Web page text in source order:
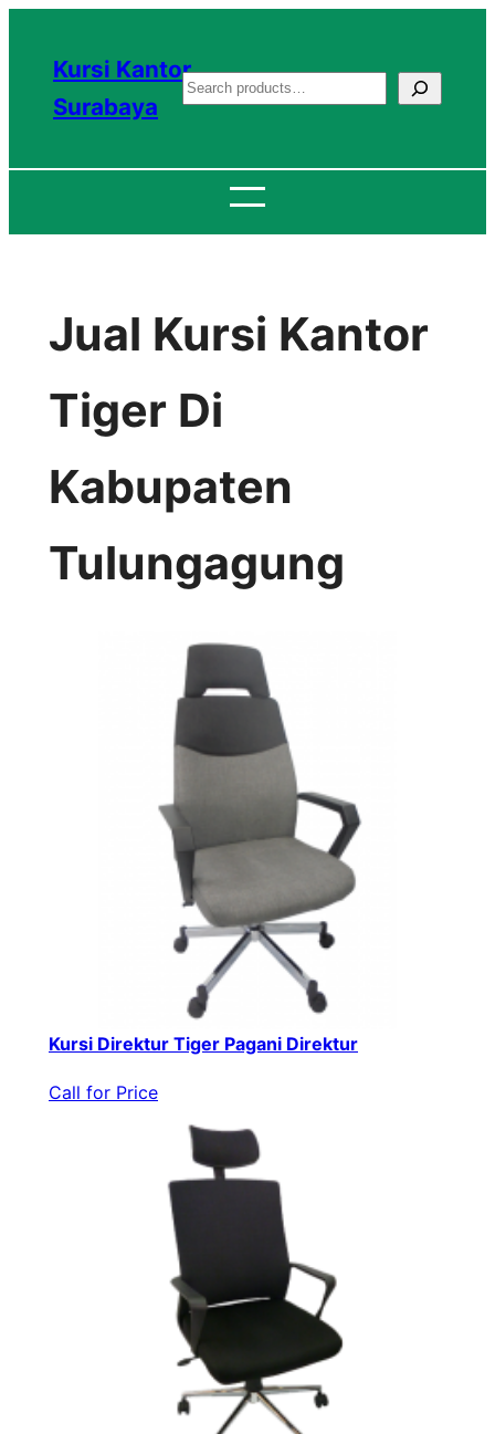
konten
Kursi Kantor
Surabaya
S
a
c
Jual Kursi Kantor
Tiger Di
Kabupaten
Tulungagung
Kursi Direktur Tiger Pagani Direktur
Call for Price